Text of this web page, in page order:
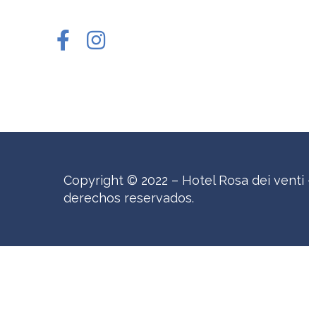
Copyright © 2022 – Hotel Rosa dei venti
derechos reservados.